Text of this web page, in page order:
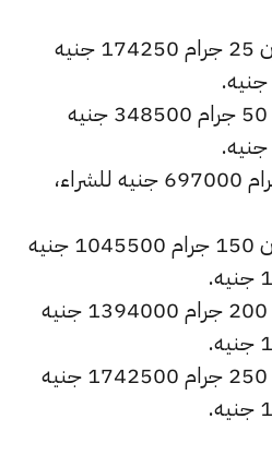
أسعار الذهب عيار 21 وزن 25 جرام 174250 جنيه
سعر الذهب عيار 21 وزن 50 جرام 348500 جنيه
سعر عيار 21 وزن 100 جرام 697000 جنيه للشراء،
أسعار الذهب عيار 21 وزن 150 جرام 1045500 جنيه
سعر الذهب عيار 21 وزن 200 جرام 1394000 جنيه
سعر الذهب عيار 21 وزن 250 جرام 1742500 جنيه